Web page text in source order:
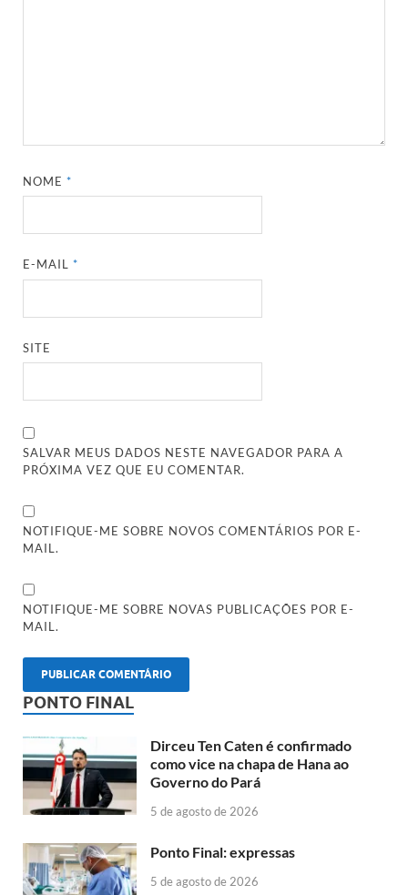
NOME*
E-MAIL*
SITE
SALVAR MEUS DADOS NESTE NAVEGADOR PARA A
PRÓXIMA VEZ QUE EU COMENTAR.
NOTIFIQUE-ME SOBRE NOVOS COMENTÁRIOS POR E-
MAIL.
NOTIFIQUE-ME SOBRE NOVAS PUBLICAÇÕES POR E-
MAIL.
PONTO FINAL
Dirceu Ten Caten é confirmado
como vice na chapa de Hana ao
Governo do Pará
5 de agosto de 2026
Ponto Final: expressas
5 de agosto de 2026